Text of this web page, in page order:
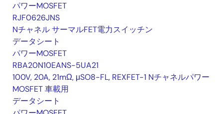
パワーMOSFET
RJF0626JNS
Nチャネル サーマルFET電力スイッチン
データシート
パワーMOSFET
RBA20N10EANS-5UA21
100V, 20A, 21mΩ, μSO8-FL, REXFET-1 Nチャネルパワー
MOSFET 車載用
データシート